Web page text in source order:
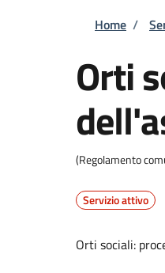
Home /
Orti
(Regolamento
Servizio attivo
Orti sociali: